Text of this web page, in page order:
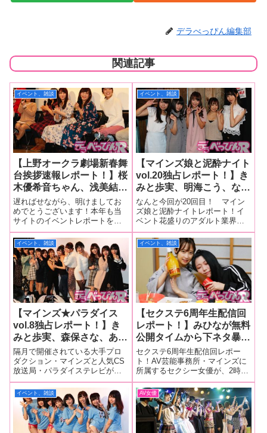
デラべっぴん編集部
関連記事
イベント、雑談
【上野オークラ劇場新春舞
台挨拶速報レポート！】桜
木優希音ちゃん、浅美結花
ちゃん、美泉咲ちゃん、し
じみちゃんが新春恒例・痴
漢映画の舞台挨拶に勢ぞろ
い！ 今年の意気込みや撮
影秘話を大公開！ マスコ
ットガールのきみと歩実ち
ゃんも元気に登場！
遅ればせながら、明けましてお
めでとうございます！本年も当
サイトのイベントレポートをご
愛読ください。「速報、詳細、
大量画像」でどこよりも親切丁
寧にレポートしていきたいと思
います。2019年、最初のイベン
トレポートは昨年と同じく上野
オークラ劇場
イベント、雑談
【マインズ娘と泥酔ナイト
vol.20独占レポート！】き
みと歩実、明海こう、なつ
め愛莉、黒川すみれが男性
器話で白熱トーク！ 森保
さな、芹沢ゆうり、新垣智
江も後半登場し合コンゲー
ムで大盛り上がり！
なんと今回が20回目！ マイン
ズ娘と泥酔ナイトレポート！イ
ベント花盛りのアダルト業界で
すが、大体のイベントが1回、多
くても3回くらいでなくなってし
まうのが実情。集客の問題がい
ちばん大きと思いますが、やは
り持続させるのはやる気。プロ
ダクション
イベント、雑談
【マインズ★パラダイス
vol.8独占レポート！】き
みと歩実、森保さな、あず
みひな、明里ともか、明海
こう、新垣智江、北乃みれ
い、黒川すみれ、春埼め
い、七海りな、八尋麻衣、
若本あんの超豪華メンバー
が新春から過激な告白とゲ
ームで大暴走！
隔月で開催されている大手プロ
ダクション・マインズと人気CS
放送局・パラダイステレビがタ
ッグを組んだイベント「マイン
ズ★パラダイス」が今年一発目
の開催！1月19日、新宿レフカダ
で開催された「マインズ★パラ
ダイスvol.8」の模様を独占レポ
ート
イベント、雑談
【セクステ6周年生配信回
レポート！】みひなが無料
公開タイムから下ネタ暴
走！ きみと歩実は恋バナ
を初告白！ 大量わざび寿
司、熱々おでんを食し大盛
り上がり！
セクステ6周年生配信回レポー
ト！AV芸能事務所・マインズに
所属するセクシー女優が、2時間
ノンストップで食べて飲んでマ
シンガントークを展開する生配
信番組「セクステ」。その「セ
クステ6周年生配信回」が4月1
日、都内セクステスタジオで行
われました
イベント、雑談 AV女優